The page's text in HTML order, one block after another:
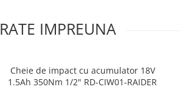
IMPREUNA
Cheie de impact cu acumulator 18V
1.5Ah 350Nm 1/2" RD-CIW01-RAIDER